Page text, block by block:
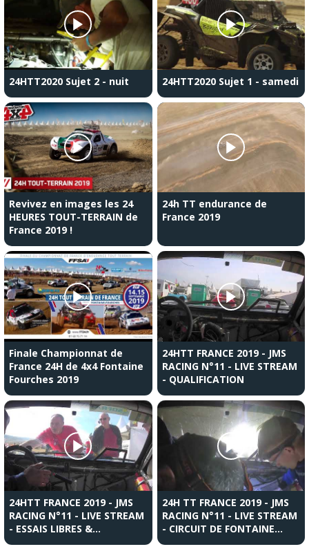
24HTT2020 Sujet 2 - nuit 24HTT2020 Sujet 1 - samedi
Revivez en images les 24
HEURES TOUT-TERRAIN de
France 2019 !
24h TT endurance de
France 2019
Finale Championnat de
France 24H de 4x4 Fontaine
Fourches 2019
24HTT FRANCE 2019 - JMS
RACING N°11 - LIVE STREAM
- QUALIFICATION
24HTT FRANCE 2019 - JMS
RACING N°11 - LIVE STREAM
- ESSAIS LIBRES &
QUALIFICATION
24H TT FRANCE 2019 - JMS
RACING N°11 - LIVE STREAM
- CIRCUIT DE FONTAINE
FOURCHE